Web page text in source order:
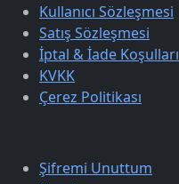
Kullanıcı Sözleşmesi
Satış Sözleşmesi
İptal & İade Koşulları
KVKK
Çerez Politikası
Şifremi Unuttum